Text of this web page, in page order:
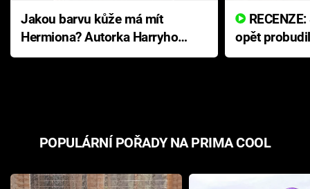
Jakou barvu kůže má mít
Hermiona? Autorka Harryho
Pottera přišla s ráznou
opět
přichází s
POPULÁRNÍ POŘADY NA PRIMA COOL